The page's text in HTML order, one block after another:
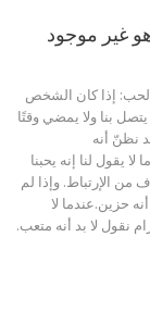
غير موجود
إذا كان الشخص
يتصل بنا ولا يمضي وقتًا
نظنّ أنه
يقول لنا إنه يحبنا
من الإرتباط. وإذا لم
أنه حزين.عندما لا
نقول لا بد أنه متعب.